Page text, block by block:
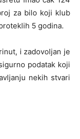
za bilo koji klub
5 godina.
i zadovoljan je
podatak koji
nekih stvari